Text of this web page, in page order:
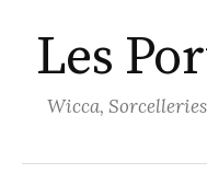
au
contenu
Les
Wicca,